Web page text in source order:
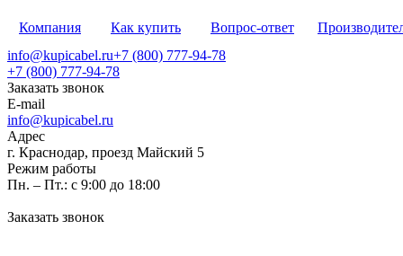
Компания Как купить Вопрос-ответ
info@kupicabel.ru+7 (800) 777-94-78
+7 (800) 777-94-78
Заказать звонок
E-mail
info@kupicabel.ru
Адрес
г. Краснодар, проезд Майский 5
Режим работы
Пн. – Пт.: с 9:00 до 18:00
Заказать звонок